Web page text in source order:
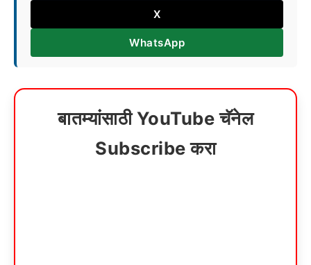
X
WhatsApp
बातम्यांसाठी YouTube चॅनेल
Subscribe करा